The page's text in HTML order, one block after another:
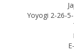
Yoyogi 2-26-